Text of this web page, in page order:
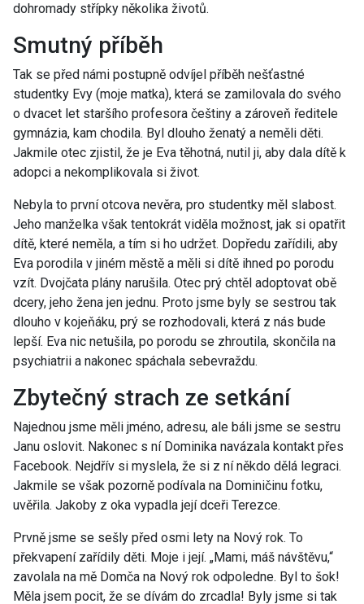
dohromady střípky několika životů.
Smutný příběh
Tak se před námi postupně odvíjel příběh nešťastné
studentky Evy (moje matka), která se zamilovala do svého
o dvacet let staršího profesora češtiny a zároveň ředitele
gymnázia, kam chodila. Byl dlouho ženatý a neměli děti.
Jakmile otec zjistil, že je Eva těhotná, nutil ji, aby dala dítě k
adopci a nekomplikovala si život.
Nebyla to první otcova nevěra, pro studentky měl slabost.
Jeho manželka však tentokrát viděla možnost, jak si opatřit
dítě, které neměla, a tím si ho udržet. Dopředu zařídili, aby
Eva porodila v jiném městě a měli si dítě ihned po porodu
vzít. Dvojčata plány narušila. Otec prý chtěl adoptovat obě
dcery, jeho žena jen jednu. Proto jsme byly se sestrou tak
dlouho v kojeňáku, prý se rozhodovali, která z nás bude
lepší. Eva nic netušila, po porodu se zhroutila, skončila na
psychiatrii a nakonec spáchala sebevraždu.
Zbytečný strach ze setkání
Najednou jsme měli jméno, adresu, ale báli jsme se sestru
Janu oslovit. Nakonec s ní Dominika navázala kontakt přes
Facebook. Nejdřív si myslela, že si z ní někdo dělá legraci.
Jakmile se však pozorně podívala na Dominičinu fotku,
uvěřila. Jakoby z oka vypadla její dceři Terezce.
Prvně jsme se sešly před osmi lety na Nový rok. To
překvapení zařídily děti. Moje i její. „Mami, máš návštěvu,“
zavolala na mě Domča na Nový rok odpoledne. Byl to šok!
Měla jsem pocit, že se dívám do zrcadla! Byly jsme si tak